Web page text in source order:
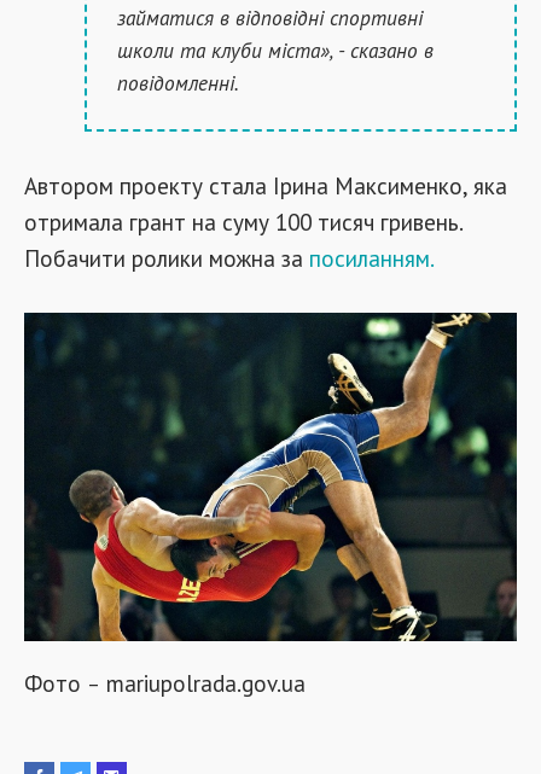
займатися в відповідні спортивні
школи та клуби міста», - сказано в
повідомленні.
Автором проекту стала Ірина Максименко, яка
отримала грант на суму 100 тисяч гривень.
Побачити ролики можна за посиланням.
Фото – mariupolrada.gov.ua